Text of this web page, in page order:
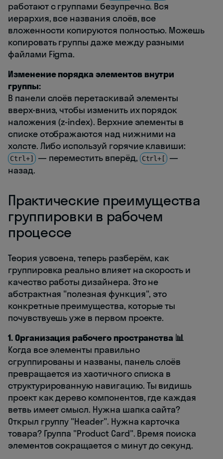
работают с группами безупречно. Вся
иерархия, все названия слоёв, все
вложенности копируются полностью. Можешь
копировать группы даже между разными
файлами Figma.
Изменение порядка элементов внутри
группы:
В панели слоёв перетаскивай элементы
вверх-вниз, чтобы изменить их порядок
наложения (z-index). Верхние элементы в
списке отображаются над нижними на
холсте. Либо используй горячие клавиши:
Ctrl+] — переместить вперёд, Ctrl+[
—
назад.
Практические преимущества
группировки в рабочем
процессе
Теория усвоена, теперь разберём, как
группировка реально влияет на скорость и
качество работы дизайнера. Это не
абстрактная "полезная функция", это
конкретные преимущества, которые ты
почувствуешь уже в первом проекте.
1. Организация рабочего пространства 📊
Когда все элементы правильно
сгруппированы и названы, панель слоёв
превращается из хаотичного списка в
структурированную навигацию. Ты видишь
проект как дерево компонентов, где каждая
ветвь имеет смысл. Нужна шапка сайта?
Открыл группу "Header". Нужна карточка
товара? Группа "Product Card". Время поиска
элементов сокращается с минут до секунд.